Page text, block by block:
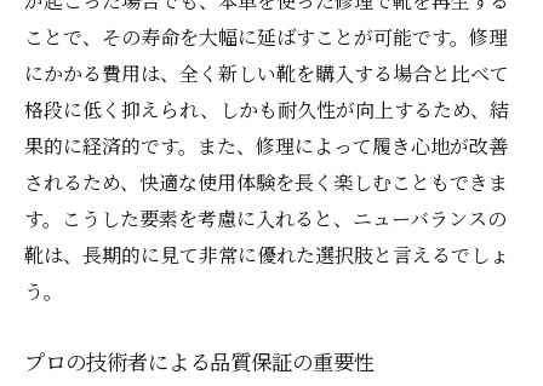
ことで、その寿命を大幅に延ばすことが可能です。修理
にかかる費用は、全く新しい靴を購入する場合と比べて
格段に低く抑えられ、しかも耐久性が向上するため、結
果的に経済的です。また、修理によって履き心地が改善
されるため、快適な使用体験を長く楽しむこともできま
す。こうした要素を考慮に入れると、ニューバランスの
靴は、長期的に見て非常に優れた選択肢と言えるでしょ
う。
プロの技術者による品質保証の重要性